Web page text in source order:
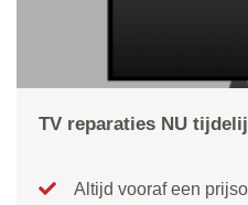
TV reparaties NU
Altijd vooraf een